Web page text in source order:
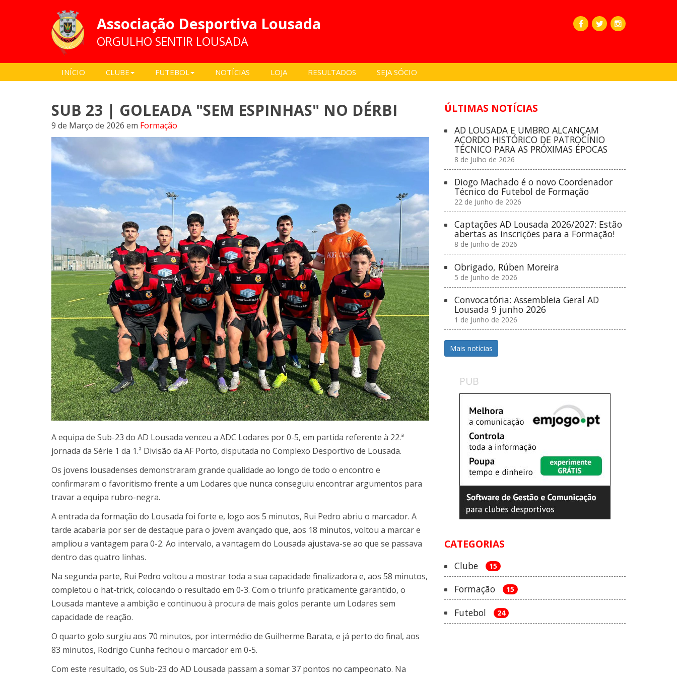
Associação Desportiva Lousada
ORGULHO SENTIR LOUSADA
INÍCIO CLUBE FUTEBOL NOTÍCIAS LOJA RESULTADOS SEJA SÓCIO
SUB 23 | GOLEADA "SEM ESPINHAS" NO DÉRBI
9 de Março de 2026 em Formação
A equipa de Sub-23 do AD Lousada venceu a ADC Lodares por 0-5, em partida referente à 22.ª
jornada da Série 1 da 1.ª Divisão da AF Porto, disputada no Complexo Desportivo de Lousada.
Os jovens lousadenses demonstraram grande qualidade ao longo de todo o encontro e
confirmaram o favoritismo frente a um Lodares que nunca conseguiu encontrar argumentos para
travar a equipa rubro-negra.
A entrada da formação do Lousada foi forte e, logo aos 5 minutos, Rui Pedro abriu o marcador. A
tarde acabaria por ser de destaque para o jovem avançado que, aos 18 minutos, voltou a marcar e
ampliou a vantagem para 0-2. Ao intervalo, a vantagem do Lousada ajustava-se ao que se passava
dentro das quatro linhas.
Na segunda parte, Rui Pedro voltou a mostrar toda a sua capacidade finalizadora e, aos 58 minutos,
completou o hat-trick, colocando o resultado em 0-3. Com o triunfo praticamente garantido, o
Lousada manteve a ambição e continuou à procura de mais golos perante um Lodares sem
capacidade de reação.
O quarto golo surgiu aos 70 minutos, por intermédio de Guilherme Barata, e já perto do final, aos
83 minutos, Rodrigo Cunha fechou o marcador em 0-5.
Com este resultado, os Sub-23 do AD Lousada passam a somar 37 pontos no campeonato. Na
ÚLTIMAS NOTÍCIAS
AD LOUSADA E UMBRO ALCANÇAM
ACORDO HISTÓRICO DE PATROCÍNIO
TÉCNICO PARA AS PRÓXIMAS ÉPOCAS
8 de Julho de 2026
Diogo Machado é o novo Coordenador
Técnico do Futebol de Formação
22 de Junho de 2026
Captações AD Lousada 2026/2027: Estão
abertas as inscrições para a Formação!
8 de Junho de 2026
Obrigado, Rúben Moreira
5 de Junho de 2026
Convocatória: Assembleia Geral AD
Lousada 9 junho 2026
1 de Junho de 2026
Mais notícias
PUB
CATEGORIAS
Clube 15
Formação 15
Futebol 24